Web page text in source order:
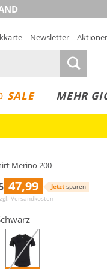
Newsletter
SALE MEHR
Merino 200
47,99 Jetzt sparen
Versandkosten